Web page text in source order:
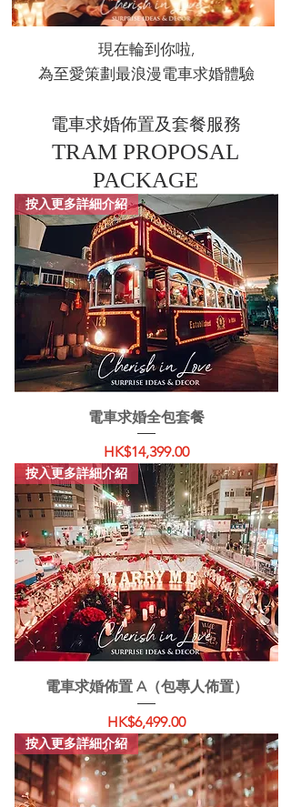
現在輪到你啦,
為至愛策劃最浪漫電車求婚體驗
電車求婚佈置及套餐服務
TRAM PROPOSAL
PACKAGE
按入更多詳細介紹
電車求婚全包套餐
價格
HK$14,399.00
按入更多詳細介紹
電車求婚佈置 A（包專人佈置）
價格
HK$6,499.00
按入更多詳細介紹